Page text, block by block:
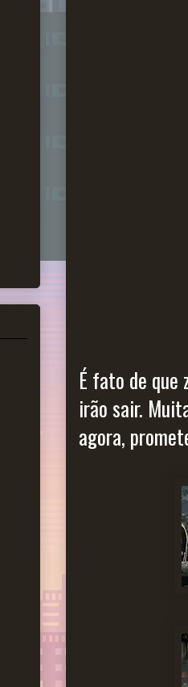
É fato de que
irão sair.
agora,